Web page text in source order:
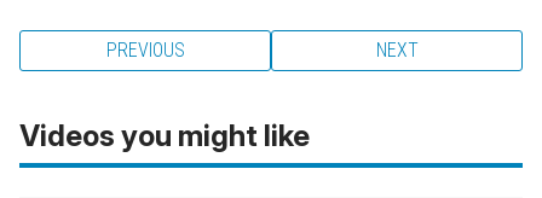
PREVIOUS NEXT
Videos you might like